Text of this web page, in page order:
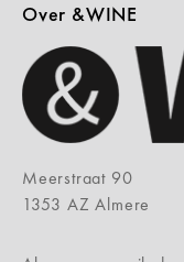
Over &WINE
Meerstraat 90
1353 AZ Almere